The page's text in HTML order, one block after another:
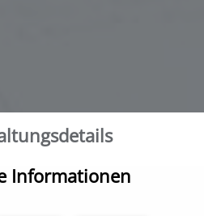
Informationen